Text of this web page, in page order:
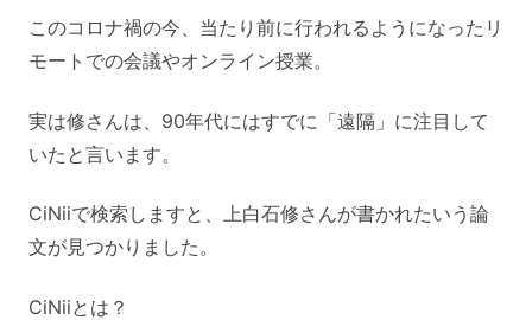
このコロナ禍の今、当たり前に行われるようになったリ
モートでの会議やオンライン授業。
実は修さんは、90年代にはすでに「遠隔」に注目して
いたと言います。
CiNiiで検索しますと、上白石修さんが書かれたいう論
文が見つかりました。
CiNiiとは？